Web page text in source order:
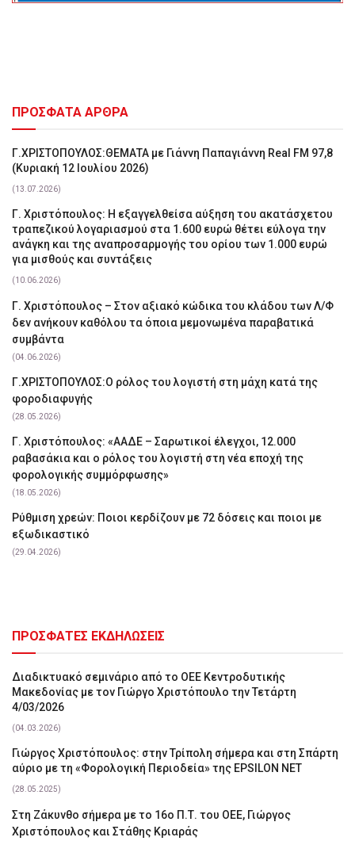
ΠΡΟΣΦΑΤΑ ΑΡΘΡΑ
Γ.ΧΡΙΣΤΟΠΟΥΛΟΣ:ΘΕΜΑΤΑ με Γιάννη Παπαγιάννη Real FM 97,8
(Κυριακή 12 Ιουλίου 2026)
(13.07.2026)
Γ. Χριστόπουλος: Η εξαγγελθείσα αύξηση του ακατάσχετου
τραπεζικού λογαριασμού στα 1.600 ευρώ θέτει εύλογα την
ανάγκη και της αναπροσαρμογής του ορίου των 1.000 ευρώ
για μισθούς και συντάξεις
(10.06.2026)
Γ. Χριστόπουλος – Στον αξιακό κώδικα του κλάδου των Λ/Φ
δεν ανήκουν καθόλου τα όποια μεμονωμένα παραβατικά
συμβάντα
(04.06.2026)
Γ.ΧΡΙΣΤΟΠΟΥΛΟΣ:Ο ρόλος του λογιστή στη μάχη κατά της
φοροδιαφυγής
(28.05.2026)
Γ. Χριστόπουλος: «ΑΑΔΕ – Σαρωτικοί έλεγχοι, 12.000
ραβασάκια και ο ρόλος του λογιστή στη νέα εποχή της
φορολογικής συμμόρφωσης»
(18.05.2026)
Ρύθμιση χρεών: Ποιοι κερδίζουν με 72 δόσεις και ποιοι με
εξωδικαστικό
(29.04.2026)
ΠΡΟΣΦΑΤΕΣ ΕΚΔΗΛΩΣΕΙΣ
Διαδικτυακό σεμινάριο από το ΟΕΕ Κεντροδυτικής
Μακεδονίας με τον Γιώργο Χριστόπουλο την Τετάρτη
4/03/2026
(04.03.2026)
Γιώργος Χριστόπουλος: στην Τρίπολη σήμερα και στη Σπάρτη
αύριο με τη «Φορολογική Περιοδεία» της EPSILON NET
(28.05.2025)
Στη Ζάκυνθο σήμερα με το 16ο Π.Τ. του ΟΕΕ, Γιώργος
Χριστόπουλος και Στάθης Κριαράς